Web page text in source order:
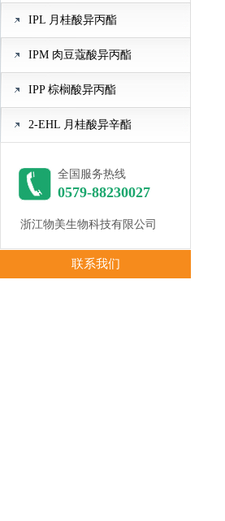
IPL 月桂酸异丙酯
IPM 肉豆蔻酸异丙酯
IPP 棕榈酸异丙酯
2-EHL 月桂酸异辛酯
全国服务热线
0579-88230027
浙江物美生物科技有限公司
联系我们